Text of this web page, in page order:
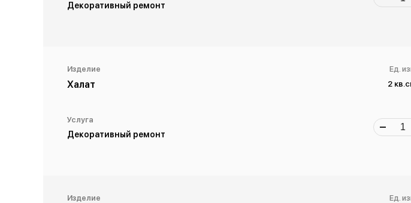
Декоративный ремонт
Изделие
Халат
Услуга
Декоративный ремонт
Ед.
2
Изделие Ед.